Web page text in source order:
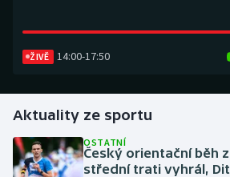
Golf
Gymnastika
ŽIVĚ 14:00-17:50
Aktuality ze sportu
OSTATNÍ
Český orientační běh
střední trati vyhrál,